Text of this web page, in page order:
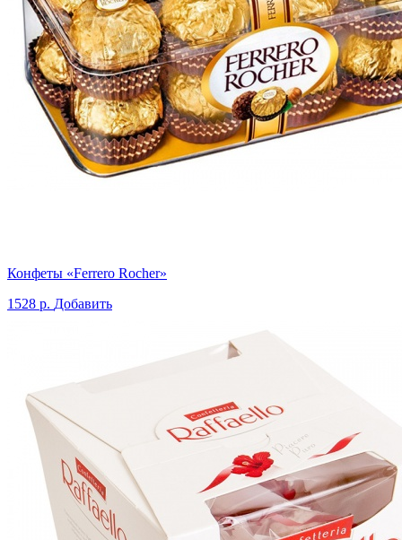
Конфеты «Ferrero Rocher»
1528 р. Добавить